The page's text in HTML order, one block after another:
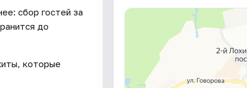
сбор гостей за
до
которые